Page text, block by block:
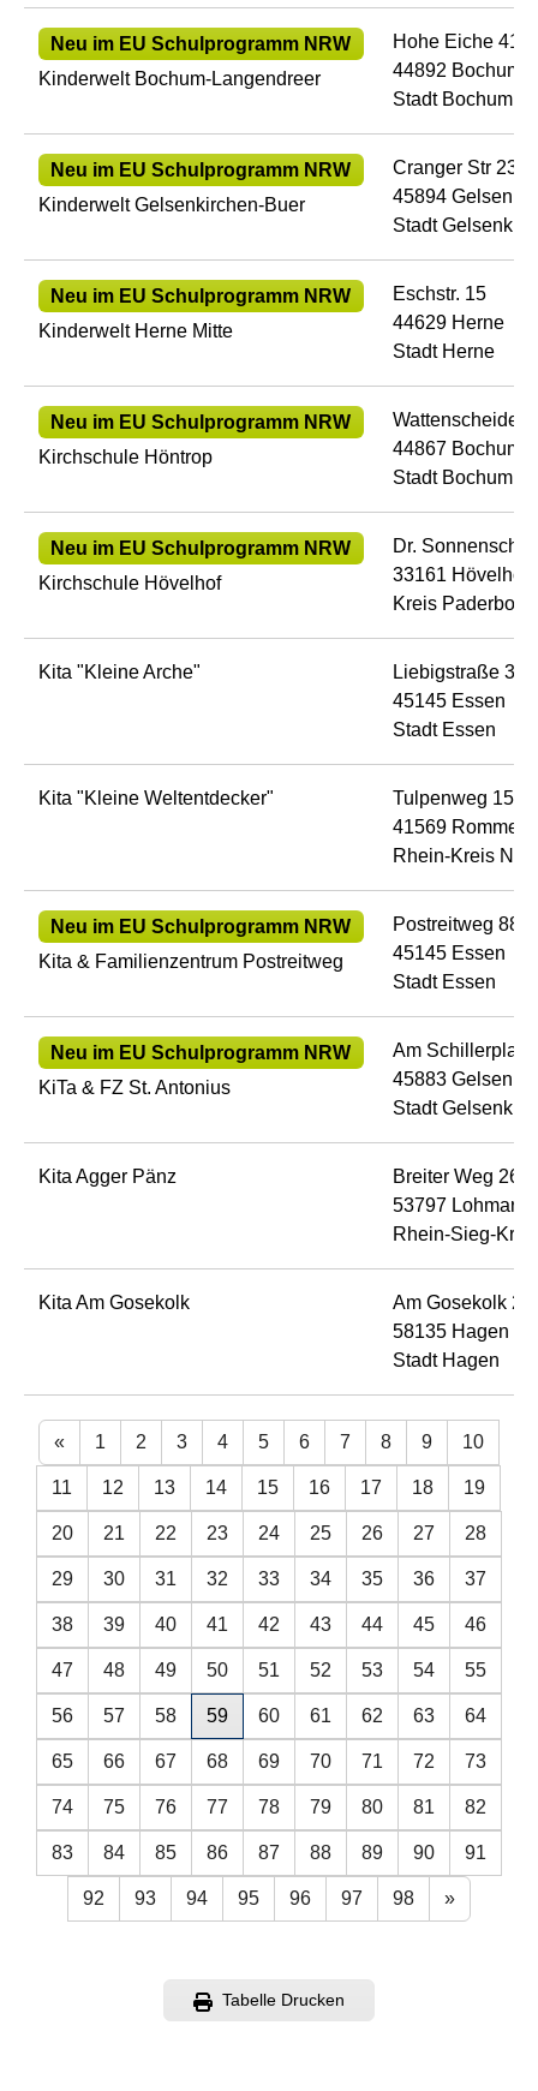
Neu im EU Schulprogramm NRW
Kinderwelt Bochum-Langendreer
Hohe Eiche 41
44892 Bochum
Stadt Bochum
Neu im EU Schulprogramm NRW
Kinderwelt Gelsenkirchen-Buer
Cranger Str 23
45894
Stadt
Neu im EU Schulprogramm NRW
Kinderwelt Herne Mitte
Eschstr. 15
44629 Herne
Stadt Herne
Neu im EU Schulprogramm NRW
Kirchschule Höntrop
Wattenscheider
44867 Bochum
Stadt Bochum
Neu im EU Schulprogramm NRW
Kirchschule Hövelhof
Dr.
33161 Hövelhof
Kreis Paderborn
Kita "Kleine Arche"
Liebigstraße 3 -
45145 Essen
Stadt Essen
Kita "Kleine Weltentdecker"
Tulpenweg 15
41569
Rhein-Kreis
Neu im EU Schulprogramm NRW
Kita & Familienzentrum Postreitweg
Postreitweg 88
45145 Essen
Stadt Essen
Neu im EU Schulprogramm NRW
KiTa & FZ St. Antonius
Am Schillerplatz
45883
Stadt
Kita Agger Pänz
Breiter Weg 26
53797 Lohmar
Rhein-Sieg-
Kita Am Gosekolk
Am Gosekolk 2
58135 Hagen
Stadt Hagen
« 1 2 3 4 5 6 7 8 9 10
11 12 13 14 15 16 17 18 19
20 21 22 23 24 25 26 27 28
29 30 31 32 33 34 35 36 37
38 39 40 41 42 43 44 45 46
47 48 49 50 51 52 53 54 55
56 57 58 59 60 61 62 63 64
65 66 67 68 69 70 71 72 73
74 75 76 77 78 79 80 81 82
83 84 85 86 87 88 89 90 91
92 93 94 95 96 97 98 »
Tabelle Drucken